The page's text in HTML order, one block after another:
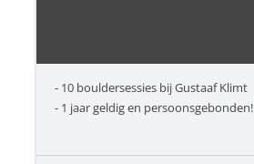
- 10 bouldersessies bij Gustaaf Klimt
- 1 jaar geldig en persoonsgebonden!